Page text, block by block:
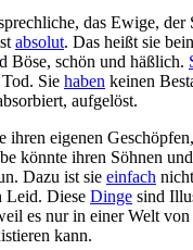
das Ewige, der
absolut. Das heißt sie
Böse, schön und häßlich.
Sie haben keinen
aufgelöst.
ihren eigenen
könnte ihren Söhnen
Dazu ist sie einfach
Leid. Diese Dinge sind
es nur in einer Welt
kann.